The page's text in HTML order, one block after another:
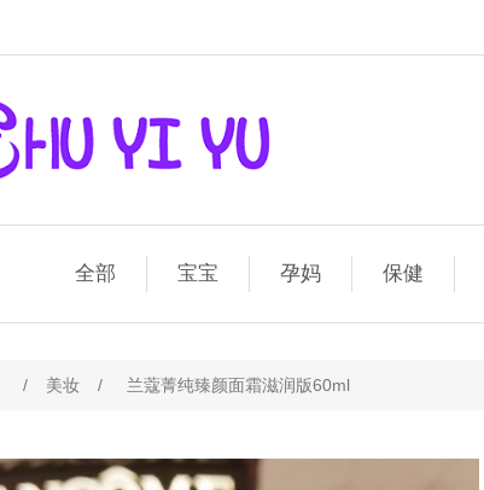
全部 宝宝 孕妈 保健
/ 美妆 / 兰蔻菁纯臻颜面霜滋润版60ml